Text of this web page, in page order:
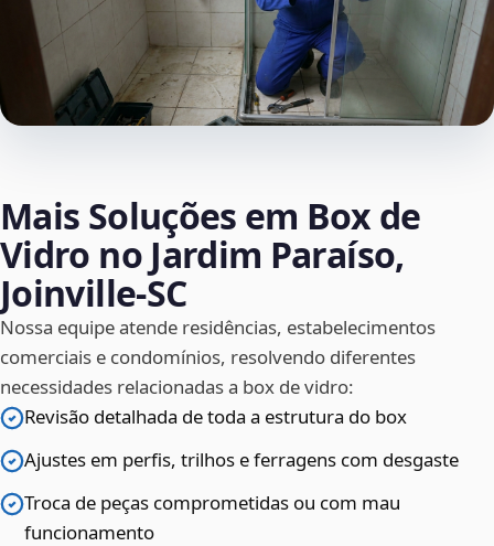
Mais Soluções em Box de
Vidro no Jardim Paraíso,
Joinville‑SC
Nossa equipe atende residências, estabelecimentos
comerciais e condomínios, resolvendo diferentes
necessidades relacionadas a box de vidro:
Revisão detalhada de toda a estrutura do box
Ajustes em perfis, trilhos e ferragens com desgaste
Troca de peças comprometidas ou com mau
funcionamento